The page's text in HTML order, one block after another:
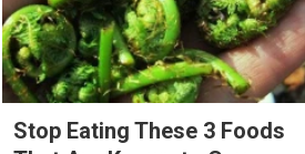
Stop Eating These 3 Foods